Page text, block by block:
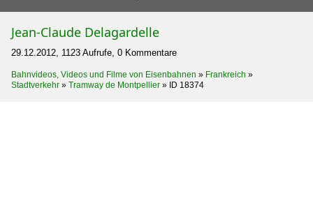
Jean-Claude Delagardelle
29.12.2012, 1123 Aufrufe, 0 Kommentare
Bahnvideos, Videos und Filme von Eisenbahnen » Frankreich »
Stadtverkehr » Tramway de Montpellier » ID 18374